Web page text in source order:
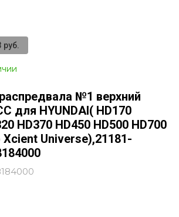
руб.
№1 верхний
для HYUNDAI( HD170
HD370 HD450 HD500 HD700
Xcient Universe),21181-